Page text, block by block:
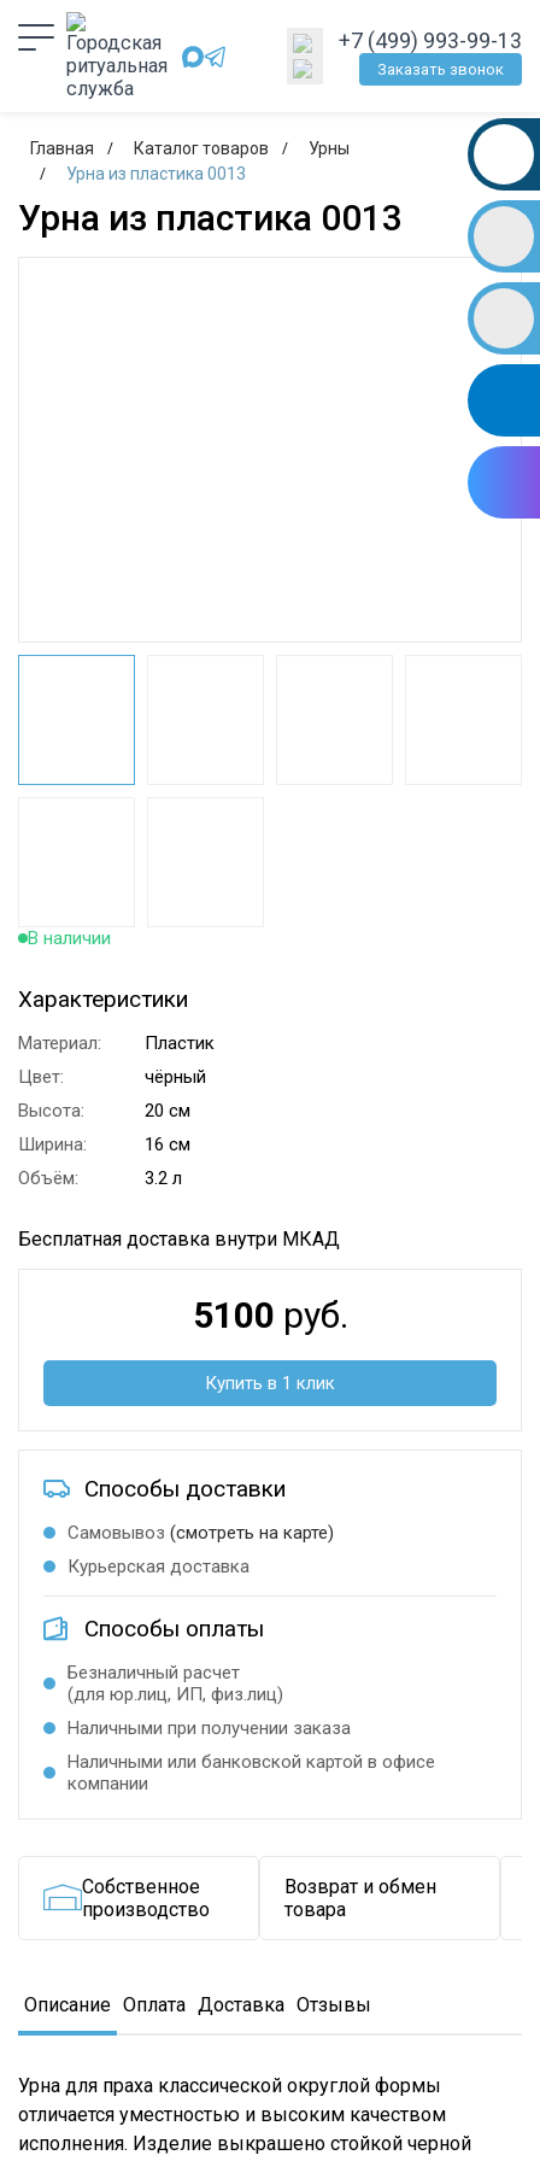
+7 (499) 993-99-13
Заказать звонок
Главная Каталог товаров
Урны
Урна из пластика 0013
Урна из пластика 0013
В наличии
Характеристики
Материал:
Пластик
Цвет:
чёрный
Высота:
20 см
Ширина:
16 см
Объём:
3.2 л
Бесплатная доставка внутри МКАД
5100 руб.
Купить в 1 клик
Способы доставки
Самовывоз (смотреть на карте)
Курьерская доставка
Способы оплаты
Безналичный расчет
(для юр.лиц, ИП, физ.лиц)
Наличными при получении заказа
Наличными или банковской картой в офисе
компании
Собственное
производство
Возврат и обмен
товара
Описание Оплата Доставка Отзывы
Урна для праха классической округлой формы
отличается уместностью и высоким качеством
исполнения. Изделие выкрашено стойкой черной